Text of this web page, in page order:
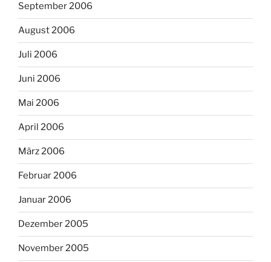
September 2006
August 2006
Juli 2006
Juni 2006
Mai 2006
April 2006
März 2006
Februar 2006
Januar 2006
Dezember 2005
November 2005